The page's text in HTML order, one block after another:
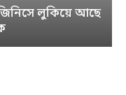
লুকিয়ে আছে